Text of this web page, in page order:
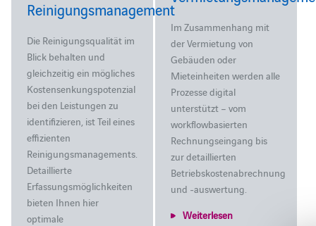
Im Zusammenhang mit
der Vermietung von
Gebäuden oder
Mieteinheiten werden alle
Prozesse digital
unterstützt – vom
workflowbasierten
Rechnungseingang bis
zur detaillierten
Betriebskostenabrechnung
und -auswertung.
Weiterlesen
Reinigungsmanagement
Die Reinigungsqualität im
Blick behalten und
gleichzeitig ein mögliches
Kostensenkungspotenzial
bei den Leistungen zu
identifizieren, ist Teil eines
effizienten
Reinigungsmanagements.
Detaillierte
Erfassungsmöglichkeiten
bieten Ihnen hier
optimale